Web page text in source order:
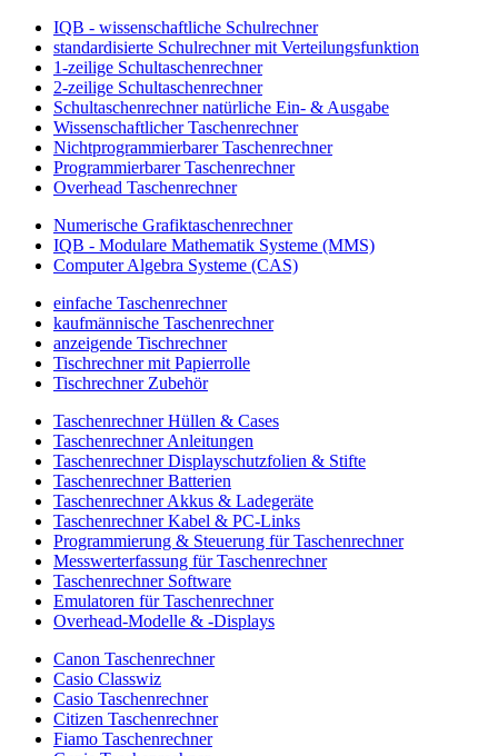
IQB - wissenschaftliche Schulrechner
standardisierte Schulrechner mit Verteilungsfunktion
1-zeilige Schultaschenrechner
2-zeilige Schultaschenrechner
Schultaschenrechner natürliche Ein- & Ausgabe
Wissenschaftlicher Taschenrechner
Nichtprogrammierbarer Taschenrechner
Programmierbarer Taschenrechner
Overhead Taschenrechner
Numerische Grafiktaschenrechner
IQB - Modulare Mathematik Systeme (MMS)
Computer Algebra Systeme (CAS)
einfache Taschenrechner
kaufmännische Taschenrechner
anzeigende Tischrechner
Tischrechner mit Papierrolle
Tischrechner Zubehör
Taschenrechner Hüllen & Cases
Taschenrechner Anleitungen
Taschenrechner Displayschutzfolien & Stifte
Taschenrechner Batterien
Taschenrechner Akkus & Ladegeräte
Taschenrechner Kabel & PC-Links
Programmierung & Steuerung für Taschenrechner
Messwerterfassung für Taschenrechner
Taschenrechner Software
Emulatoren für Taschenrechner
Overhead-Modelle & -Displays
Canon Taschenrechner
Casio Classwiz
Casio Taschenrechner
Citizen Taschenrechner
Fiamo Taschenrechner